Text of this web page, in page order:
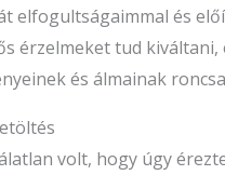
elfogultságaimmal és
érzelmeket tud
és álmainak
volt, hogy úgy